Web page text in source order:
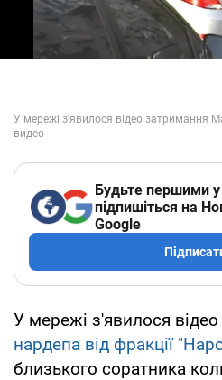
Будьте першими у
підпишіться на
Google
У мережі з'явилося відео
нардепа від фракції
близького соратника